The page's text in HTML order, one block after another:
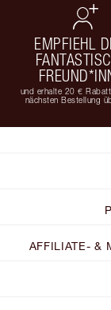
EMPFIEHL
und erhalte 20 €
nächsten Bestellung
AFFILIATE- &